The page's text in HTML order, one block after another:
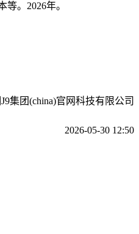
。2026年。
集团(china)官网科技有限公司
2026-05-30 12:50